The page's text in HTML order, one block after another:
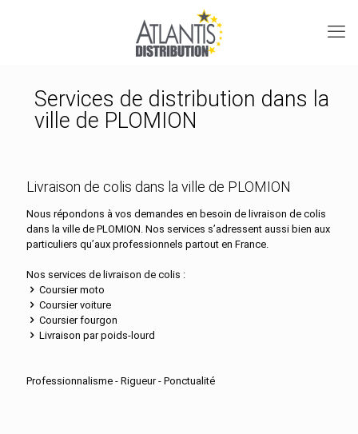
Services de distribution dans la
ville de PLOMION
Livraison de colis dans la ville de PLOMION
Nous répondons à vos demandes en besoin de livraison de colis
dans la ville de PLOMION. Nos services s’adressent aussi bien aux
particuliers qu’aux professionnels partout en France.
Nos services de livraison de colis :
Coursier moto
Coursier voiture
Coursier fourgon
Livraison par poids-lourd
Professionnalisme - Rigueur - Ponctualité